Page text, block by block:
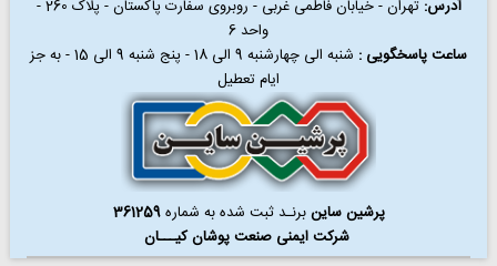
آدرس:
تهران - خیابان فاطمی غربی - روبروی سفارت پاکستان - پلاک 260 -
واحد 6
ساعت پاسخگویی :
شنبه الی چهارشنبه 9 الی 18 - پنج شنبه 9 الی 15 - به جز
ایام تعطیل
پرشین ساینبرنـد ثبت شده به شماره361259
شرکت ایمنی صنعت پوشان کیـــان